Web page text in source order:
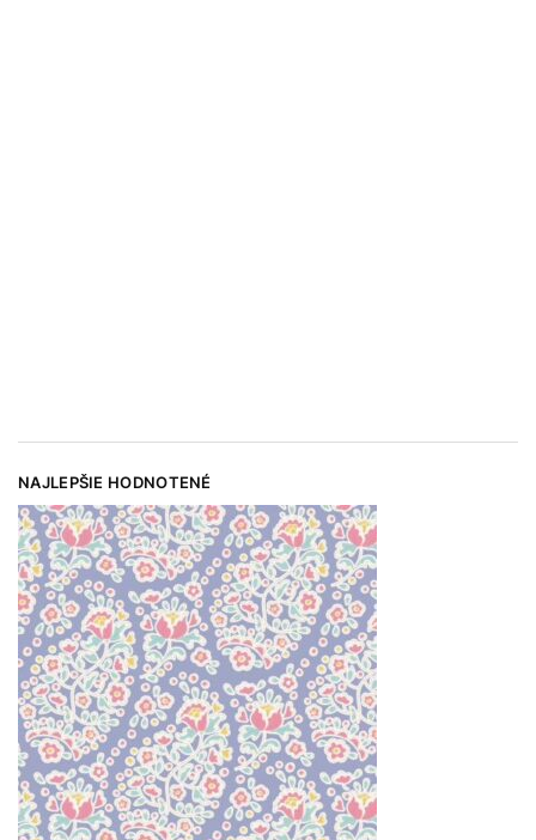
NAJLEPŠIE HODNOTENÉ